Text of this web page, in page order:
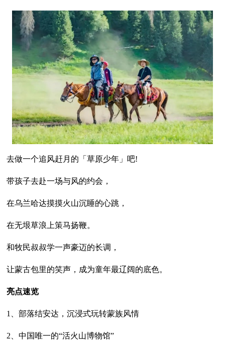
去做一个追风赶月的「草原少年」吧!
带孩子去赴一场与风的约会，
在乌兰哈达摸摸火山沉睡的心跳，
在无垠草浪上策马扬鞭。
和牧民叔叔学一声豪迈的长调，
让蒙古包里的笑声，成为童年最辽阔的底色。
亮点速览
1、部落结安达，沉浸式玩转蒙族风情
2、中国唯一的“活火山博物馆”